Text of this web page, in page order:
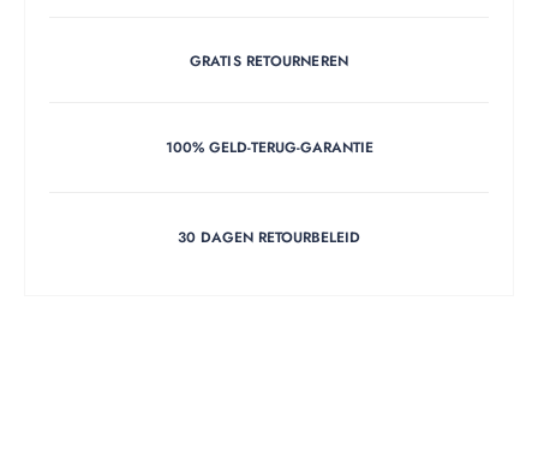
GRATIS RETOURNEREN
100% GELD-TERUG-GARANTIE
30 DAGEN RETOURBELEID